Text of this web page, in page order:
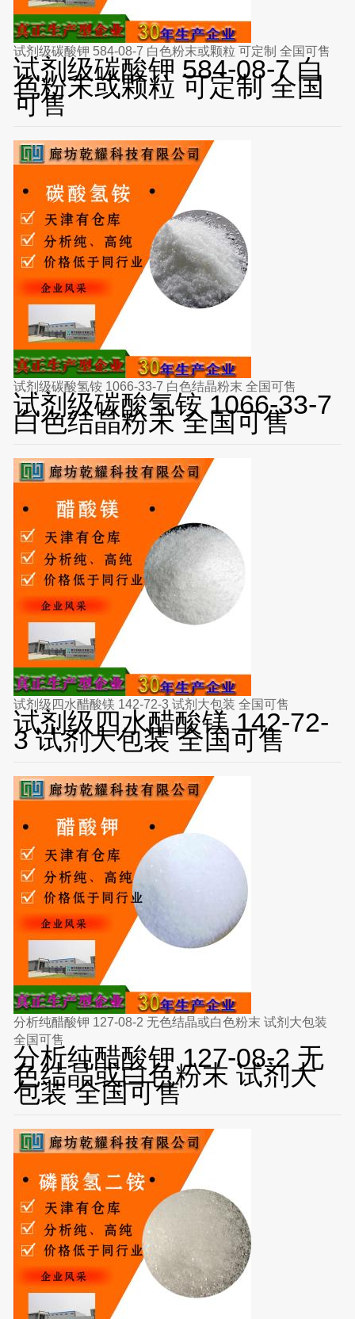
试剂级碳酸钾 584-08-7 白色粉末或颗粒 可定制 全国可售
试剂级碳酸钾 584-08-7 白
色粉末或颗粒 可定制 全国
可售
试剂级碳酸氢铵 1066-33-7 白色结晶粉末 全国可售
试剂级碳酸氢铵 1066-33-7
白色结晶粉末 全国可售
试剂级四水醋酸镁 142-72-3 试剂大包装 全国可售
试剂级四水醋酸镁 142-72-
3 试剂大包装 全国可售
分析纯醋酸钾 127-08-2 无色结晶或白色粉末 试剂大包装
全国可售
分析纯醋酸钾 127-08-2 无
色结晶或白色粉末 试剂大
包装 全国可售